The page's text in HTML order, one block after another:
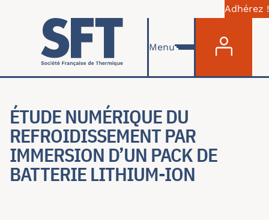
Aller au contenu principal
Adhérez !
Menu
ÉTUDE NUMÉRIQUE DU
REFROIDISSEMENT PAR
IMMERSION D’UN PACK DE
BATTERIE LITHIUM-ION